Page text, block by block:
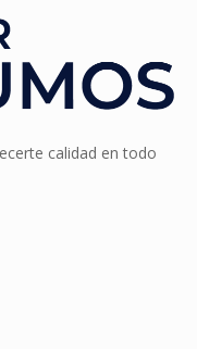
calidad en todo